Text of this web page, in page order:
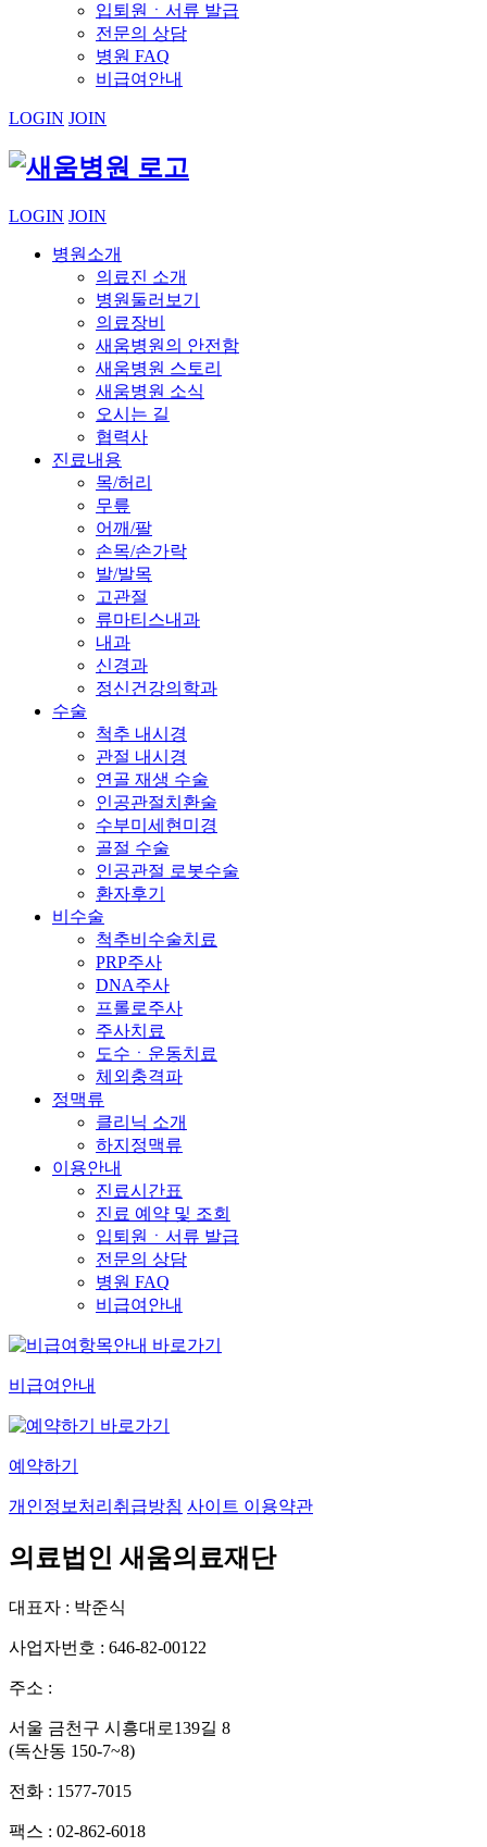
입퇴원ㆍ서류 발급
전문의 상담
병원 FAQ
비급여안내
LOGIN JOIN
LOGIN JOIN
병원소개
의료진 소개
병원둘러보기
의료장비
새움병원의 안전함
새움병원 스토리
새움병원 소식
오시는 길
협력사
진료내용
목/허리
무릎
어깨/팔
손목/손가락
발/발목
고관절
류마티스내과
내과
신경과
정신건강의학과
수술
척추 내시경
관절 내시경
연골 재생 수술
인공관절치환술
수부미세현미경
골절 수술
인공관절 로봇수술
환자후기
비수술
척추비수술치료
PRP주사
DNA주사
프롤로주사
주사치료
도수ㆍ운동치료
체외충격파
정맥류
클리닉 소개
하지정맥류
이용안내
진료시간표
진료 예약 및 조회
입퇴원ㆍ서류 발급
전문의 상담
병원 FAQ
비급여안내
비급여안내
예약하기
개인정보처리취급방침 사이트 이용약관
의료법인 새움의료재단
대표자 : 박준식
사업자번호 : 646-82-00122
주소 :
서울 금천구 시흥대로139길 8
(독산동 150-7~8)
전화 : 1577-7015
팩스 : 02-862-6018